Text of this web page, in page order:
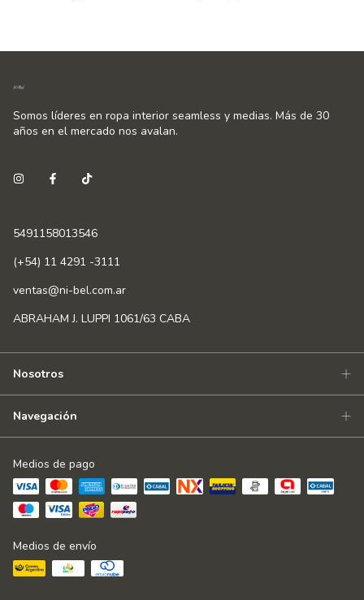
Somos líderes en ropa interior seamless y medias. Más de 30
años en el mercado nos avalan.
5491158013546
(+54) 11 4291 -3111
ventas@ni-bel.com.ar
ABRAHAM J. LUPPI 1061/63 CABA
Nosotros
Navegación
Medios de pago
Medios de envío